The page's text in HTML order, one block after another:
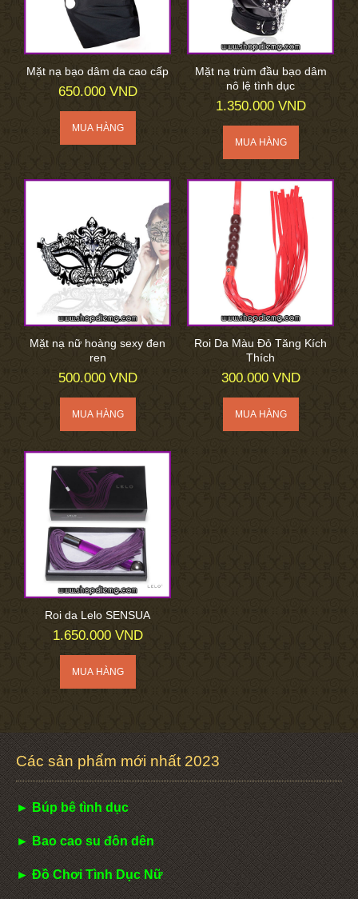
Mặt nạ bạo dâm da cao cấp
650.000 VND
Mặt nạ trùm đầu bạo dâm
nô lệ tình dục
1.350.000 VND
Mặt nạ nữ hoàng sexy đen
ren
500.000 VND
Roi Da Màu Đỏ Tăng Kích
Thích
300.000 VND
Roi da Lelo SENSUA
1.650.000 VND
Các sản phẩm mới nhất 2023
► Búp bê tình dục
► Bao cao su đôn dên
► Đồ Chơi Tình Dục Nữ